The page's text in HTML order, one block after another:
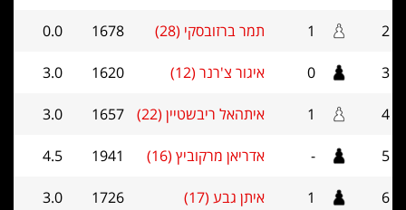
2
1 תמר ברזובסקי (28) 1678
0.0
3
0 איגור צ'רנר (12) 1620
3.0
4
1 איתהאל ריבשטיין (22) 1657
3.0
5
- אדריאן מרקוביץ (16) 1941
4.5
6
1 איתן גבע (17) 1726
3.0